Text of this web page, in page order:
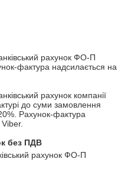
рахунок ФО-П
фактура надсилається на
рахунок компанії
до суми замовлення
Рахунок-фактура
без ПДВ
рахунок ФО-П